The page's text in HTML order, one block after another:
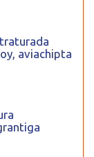
aviachipta